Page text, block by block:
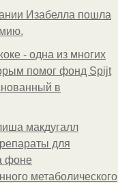
Изабелла пошла
- одна из многих
помог фонд Spijt
в
макдугалл
для
фоне
метаболического